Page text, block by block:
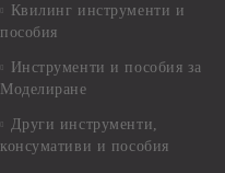
Квилинг инструменти и
пособия
Инструменти и пособия за
Моделиране
Други инструменти,
консумативи и пособия